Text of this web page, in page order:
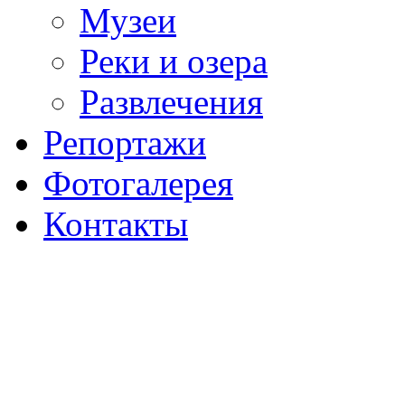
Музеи
Реки и озера
Развлечения
Репортажи
Фотогалерея
Контакты